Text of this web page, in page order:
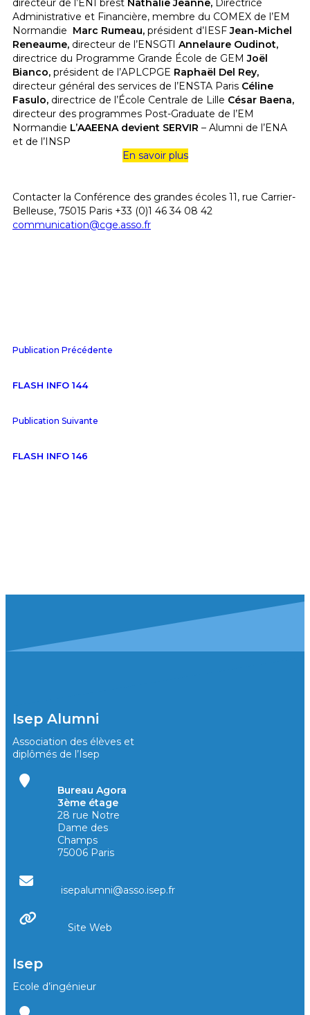
directeur de l’ENI brest Nathalie Jeanne, Directrice
Administrative et Financière, membre du COMEX de l’EM
Normandie Marc Rumeau, président d’IESFJean-Michel
Reneaume, directeur de l’ENSGTI Annelaure Oudinot,
directrice du Programme Grande École de GEMJoël
Bianco, président de l’APLCPGE Raphaël Del Rey,
directeur général des services de l’ENSTA Paris Céline
Fasulo, directrice de l’École Centrale de Lille César Baena,
directeur des programmes Post-Graduate de l’EM
Normandie L’AAEENA devient SERVIR – Alumni de l’ENA
et de l’INSP
En savoir plus
Contacter la Conférence des grandes écoles 11, rue Carrier-
Belleuse, 75015 Paris +33 (0)1 46 34 08 42
communication@cge.asso.fr
Publication Précédente
FLASH INFO 144
Publication Suivante
FLASH INFO 146
Isep Alumni
Association des élèves et
diplômés de l’Isep
Bureau Agora
3ème étage
28 rue Notre
Dame des
Champs
75006 Paris
isepalumni@asso.isep.fr
Site Web
Isep
Ecole d’ingénieur